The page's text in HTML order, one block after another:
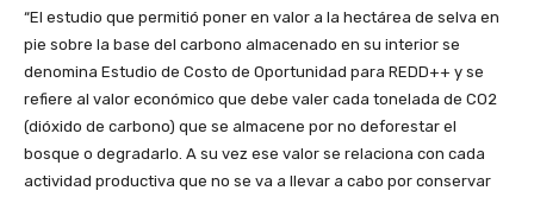
“El estudio que permitió poner en valor a la hectárea de selva en
pie sobre la base del carbono almacenado en su interior se
denomina Estudio de Costo de Oportunidad para REDD++ y se
refiere al valor económico que debe valer cada tonelada de CO2
(dióxido de carbono) que se almacene por no deforestar el
bosque o degradarlo. A su vez ese valor se relaciona con cada
actividad productiva que no se va a llevar a cabo por conservar